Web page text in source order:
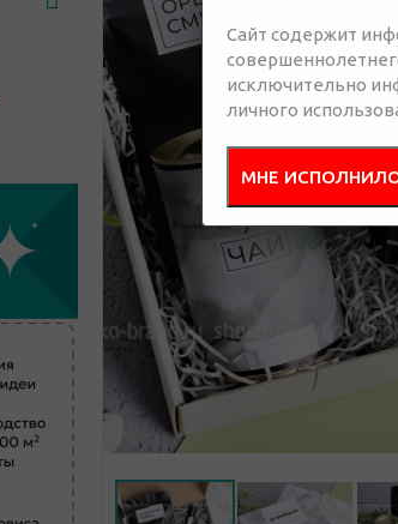
Сайт содержит
исключительно
личного
МНЕ